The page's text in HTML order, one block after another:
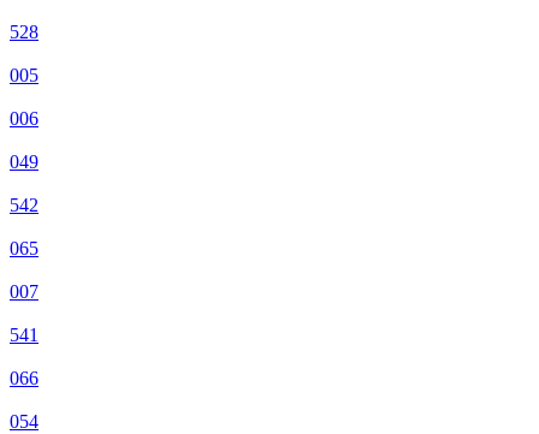
528
005
006
049
542
065
007
541
066
054